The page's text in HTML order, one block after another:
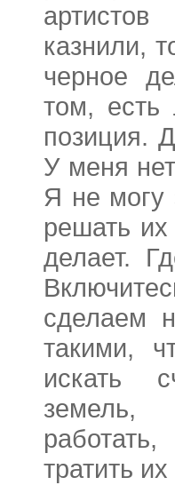
казнили,
черное
том, есть
позиция.
У меня
Я не могу
решать
делает.
сделаем
такими,
искать
тратить